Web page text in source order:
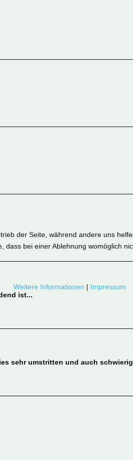
ist...
sehr umstritten und auch
der Seite, während andere uns
bei einer Ablehnung womöglich
Weitere Informationen | Impressum